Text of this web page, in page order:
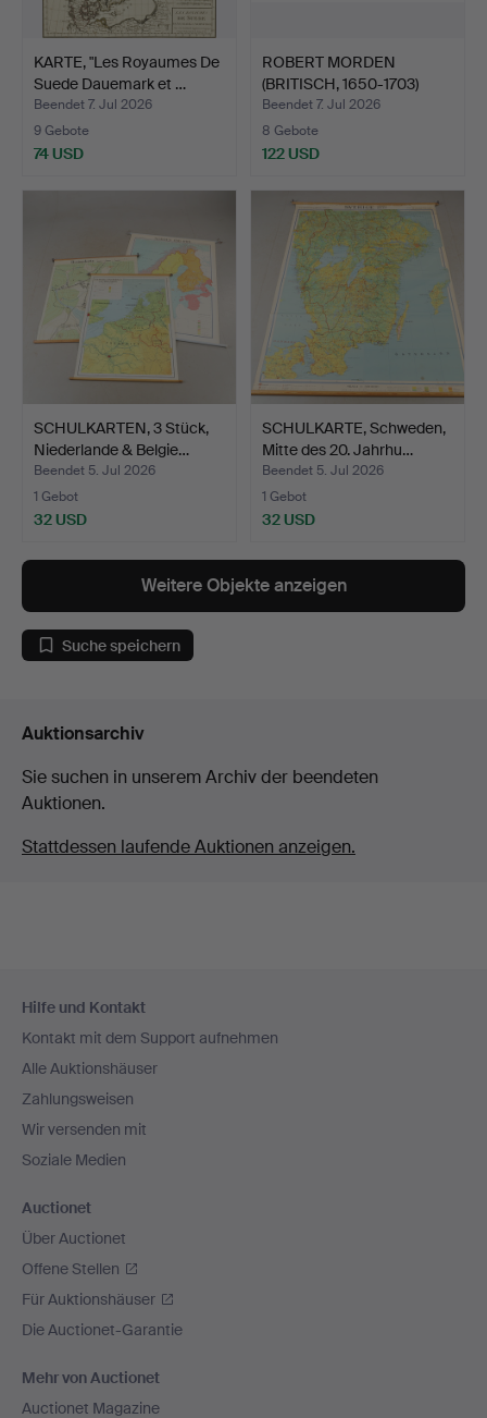
KARTE, "Les Royaumes De
Suede Dauemark et …
Beendet 7. Jul 2026
9 Gebote
74 USD
ROBERT MORDEN
(BRITISCH, 1650-1703)
'NORFO…
Beendet 7. Jul 2026
8 Gebote
122 USD
SCHULKARTEN, 3 Stück,
Niederlande & Belgie…
Beendet 5. Jul 2026
1 Gebot
32 USD
SCHULKARTE, Schweden,
Mitte des 20. Jahrhu…
Beendet 5. Jul 2026
1 Gebot
32 USD
Weitere Objekte anzeigen
Suche speichern
Auktionsarchiv
Sie suchen in unserem Archiv der beendeten
Auktionen.
Stattdessen laufende Auktionen anzeigen.
Navigation
Hilfe und Kontakt
Kontakt mit dem Support aufnehmen
Alle Auktionshäuser
Zahlungsweisen
Wir versenden mit
Soziale Medien
Auctionet
Über Auctionet
Offene Stellen
Für Auktionshäuser
Die Auctionet-Garantie
Mehr von Auctionet
Auctionet Magazine